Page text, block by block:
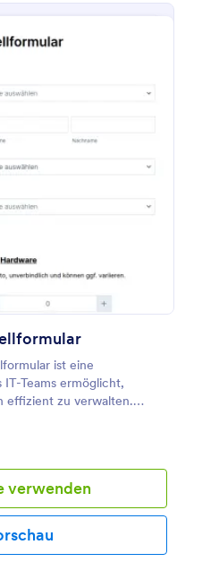
ist eine
IT-Teams ermöglicht,
effizient zu verwalten.
und vermeiden
verwenden